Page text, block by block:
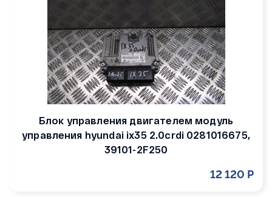
Блок управления двигателем модуль
управления hyundai ix35 2.0crdi 0281016675,
39101-2F250
12 120 Р